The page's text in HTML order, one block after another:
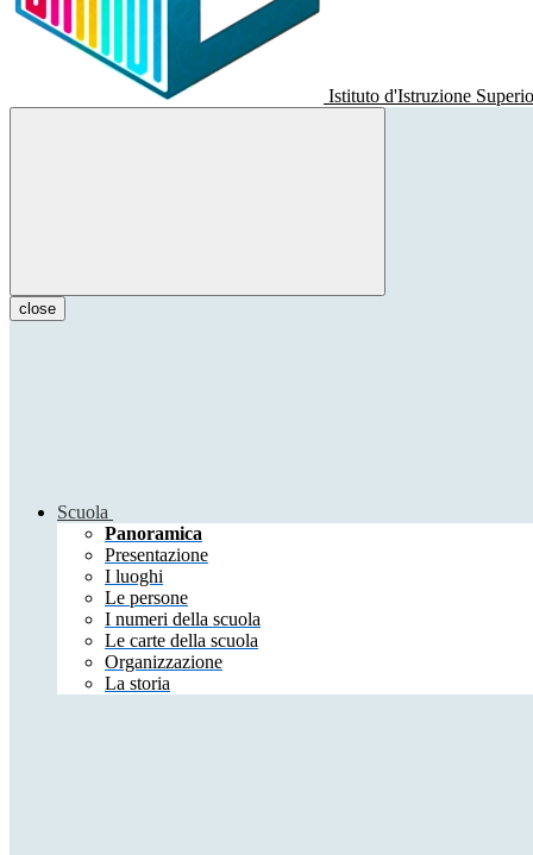
Istituto d'Istruzione
close
Scuola
Panoramica
Presentazione
I luoghi
Le persone
I numeri della scuola
Le carte della scuola
Organizzazione
La storia